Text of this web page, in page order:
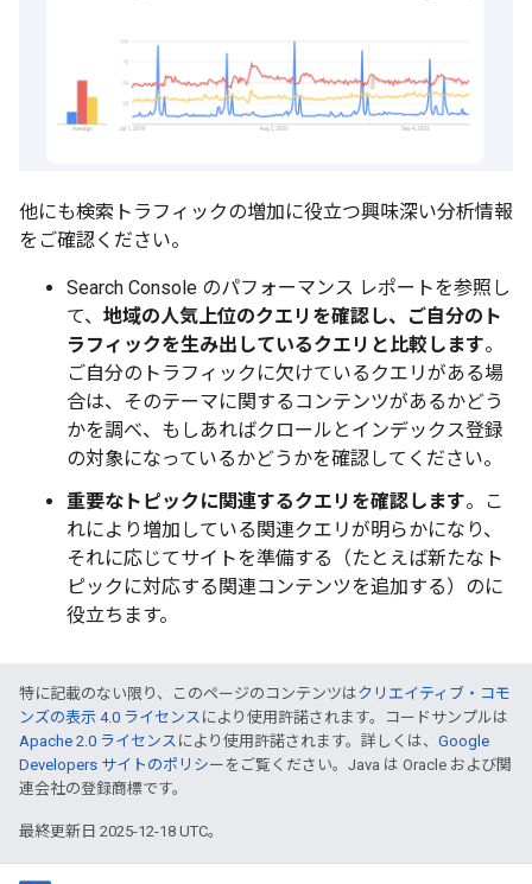
他にも検索トラフィックの増加に役立つ興味深い分析情報
をご確認ください。
Search Console のパフォーマンス レポートを参照し
て、 地域の人気上位のクエリを確認し、ご自分のト
ラフィックを生み出しているクエリと比較します。
ご自分のトラフィックに欠けているクエリがある場
合は、そのテーマに関するコンテンツがあるかどう
かを調べ、もしあればクロールとインデックス登録
の対象になっているかどうかを確認してください。
重要なトピックに関連するクエリを確認します。こ
れにより増加している関連クエリが明らかになり、
それに応じてサイトを準備する（たとえば新たなト
ピックに対応する関連コンテンツを追加する）のに
役立ちます。
特に記載のない限り、このページのコンテンツはクリエイティブ・コモ
ンズの表示 4.0 ライセンス により使用許諾されます。コードサンプルは
Apache 2.0 ライセンス により使用許諾されます。詳しくは、 Google
Developers サイトのポリシー をご覧ください。Java は Oracle および関
連会社の登録商標です。
最終更新日 2025-12-18 UTC。